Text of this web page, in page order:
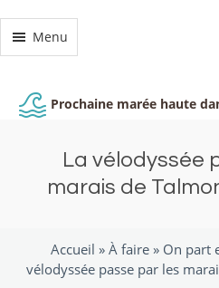
Menu
Prochaine marée haute
La vélodyssée
marais de
Accueil » À faire» On part
vélodyssée passe par les